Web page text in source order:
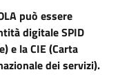
può essere
digitale SPID
e la CIE (Carta
dei servizi).